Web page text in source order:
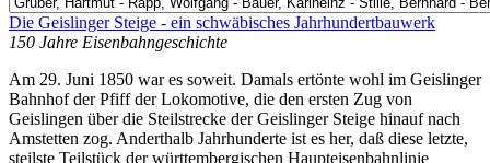
Die Geislinger Steige - ein schwäbisches Jahrhundertbauwerk
150 Jahre Eisenbahngeschichte
Am 29. Juni 1850 war es soweit. Damals ertönte wohl im Geislinger
Bahnhof der Pfiff der Lokomotive, die den ersten Zug von
Geislingen über die Steilstrecke der Geislinger Steige hinauf nach
Amstetten zog. Anderthalb Jahrhunderte ist es her, daß diese letzte,
steilste Teilstück der württembergischen Haupteisenbahnlinie